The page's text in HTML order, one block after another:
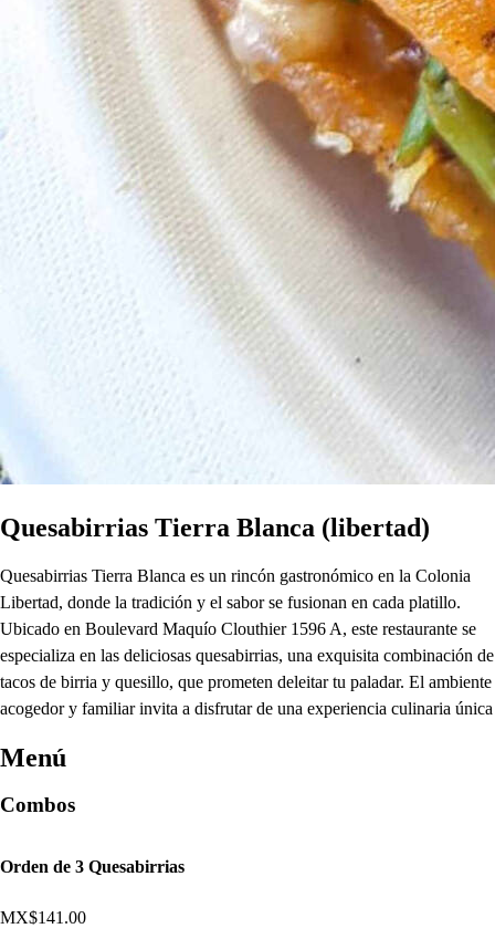
Quesabirrias Tierra Blanca (libertad)
Quesabirrias Tierra Blanca es un rincón gastronómico en la Colonia
Libertad, donde la tradición y el sabor se fusionan en cada platillo.
Ubicado en Boulevard Maquío Clouthier 1596 A, este restaurante se
especializa en las deliciosas quesabirrias, una exquisita combinación de
tacos de birria y quesillo, que prometen deleitar tu paladar. El ambiente
acogedor y familiar invita a disfrutar de una experiencia culinaria única
Menú
Combos
Orden de 3 Quesabirrias
MX$141.00